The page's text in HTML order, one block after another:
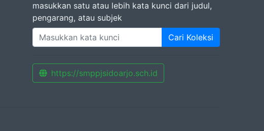
masukkan satu atau lebih kata kunci dari judul,
pengarang, atau subjek
Cari Koleksi
https://smppjsidoarjo.sch.id